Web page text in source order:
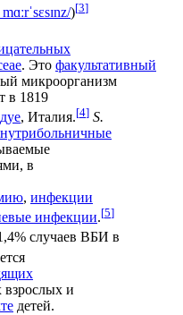
mɑːrˈsɛsɪnz/)[3]
. Это факультативный
микроорганизм
в 1819
, Италия.[4] S.
в
, инфекции
инфекции.[5]
случаев ВБИ в
взрослых и
детей.